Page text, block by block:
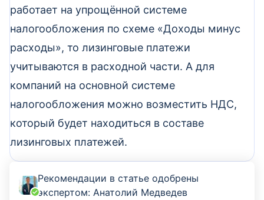
работает на упрощённой системе
налогообложения по схеме «Доходы минус
расходы», то лизинговые платежи
учитываются в расходной части. А для
компаний на основной системе
налогообложения можно возместить НДС,
который будет находиться в составе
лизинговых платежей.
Рекомендации в статье одобрены
экспертом: Анатолий Медведев